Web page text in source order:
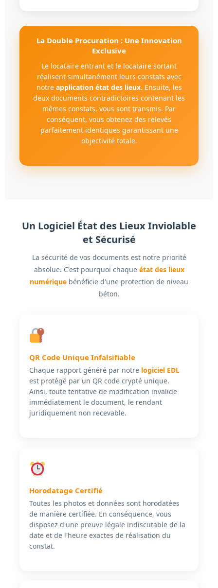
La Double Procuration : Une Innovation
Exclusive
Le locataire entrant et le locataire sortant
réalisent simultanément leurs constats avec
notre application état des lieux. Ensuite, les
deux documents contradictoires contenant les
mêmes constats, vous sont transmis. Par
conséquent, vous obtenez des relevés
parfaitement identiques garantissant une
objectivité totale.
Un Logiciel État des Lieux Inviolable
et Sécurisé
La sécurité de vos documents est notre priorité
absolue. C'est pourquoi chaque état des lieux
numérique bénéficie d'une protection de niveau
béton.
QR Code Unique Infalsifiable
Chaque rapport généré par notre logiciel EDL
est protégé par un QR code crypté unique.
Ainsi, toute tentative de modification invalide
immédiatement le document, le rendant
juridiquement non recevable.
Horodatage Certifié
Toutes les photos et données sont horodatées
de manière certifiée. En conséquence, vous
disposez d'une preuve légale indiscutable de la
date et de l'heure exactes de réalisation du
constat.